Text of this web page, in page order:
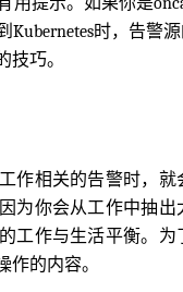
Kubernetes时，告警
巧。
作相关的告警时，
为你会从工作中抽
工作与生活平衡。
的内容。